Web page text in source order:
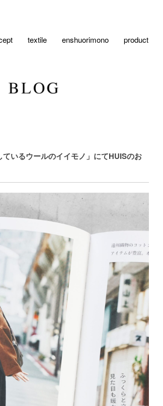
textile enshuorimono product
いるウールのイイモノ」にてHUISのお